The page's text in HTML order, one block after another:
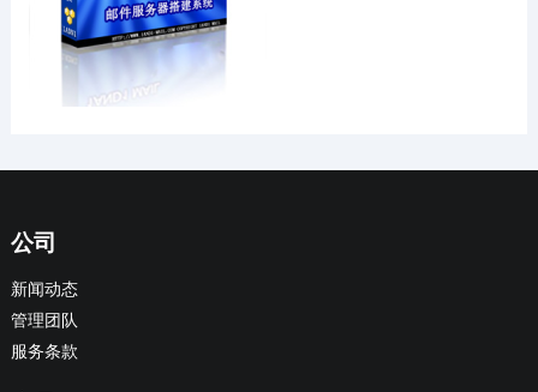
公司
新闻动态
管理团队
服务条款